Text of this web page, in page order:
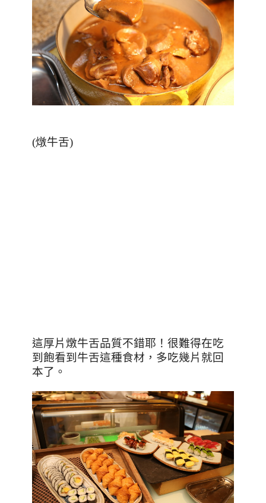
(燉牛舌)
這厚片燉牛舌品質不錯耶！很難得在吃
到飽看到牛舌這種食材，多吃幾片就回
本了。